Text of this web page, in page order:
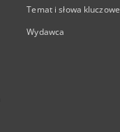
Temat i słowa kluczowe
Wydawca